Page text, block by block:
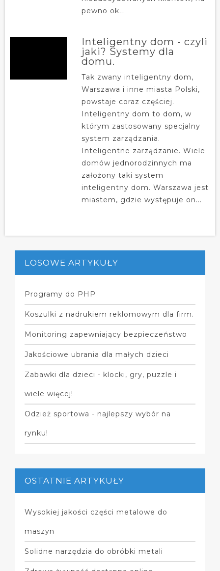
pewno ok...
Inteligentny dom - czyli
jaki? Systemy dla
domu.
Tak zwany inteligentny dom,
Warszawa i inne miasta Polski,
powstaje coraz częściej.
Inteligentny dom to dom, w
którym zastosowany specjalny
system zarządzania.
Inteligentne zarządzanie. Wiele
domów jednorodzinnych ma
założony taki system
inteligentny dom. Warszawa jest
miastem, gdzie występuje on...
LOSOWE ARTYKUŁY
Programy do PHP
Koszulki z nadrukiem reklomowym dla firm.
Monitoring zapewniający bezpieczeństwo
Jakościowe ubrania dla małych dzieci
Zabawki dla dzieci - klocki, gry, puzzle i
wiele więcej!
Odzież sportowa - najlepszy wybór na
rynku!
OSTATNIE ARTYKUŁY
Wysokiej jakości części metalowe do
maszyn
Solidne narzędzia do obróbki metali